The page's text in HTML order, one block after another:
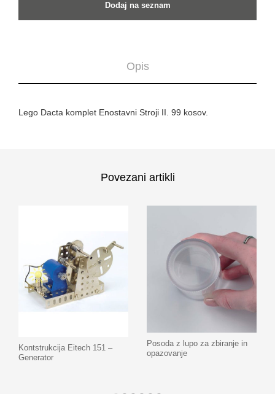
Dodaj na seznam
Opis
Lego Dacta komplet Enostavni Stroji II. 99 kosov.
Povezani artikli
Kontstrukcija Eitech 151 –
Generator
Posoda z lupo za zbiranje in
opazovanje